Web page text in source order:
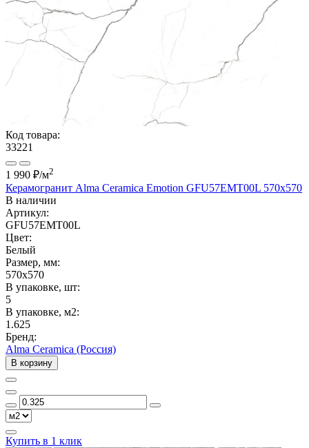
Код товара:
33221
1 990 ₽/м2
Керамогранит Alma Ceramica Emotion GFU57EMT00L 570x570
В наличии
Артикул:
GFU57EMT00L
Цвет:
Белый
Размер, мм:
570x570
В упаковке, шт:
5
В упаковке, м2:
1.625
Бренд:
Alma Ceramica (Россия)
В корзину
Купить в 1 клик